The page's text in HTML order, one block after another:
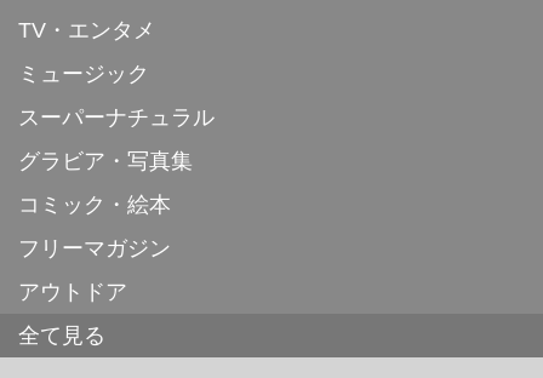
TV・エンタメ
ミュージック
スーパーナチュラル
グラビア・写真集
コミック・絵本
フリーマガジン
アウトドア
全て見る